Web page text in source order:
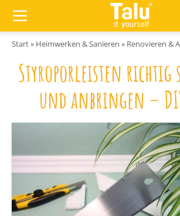
Start» Heimwerken & Sanieren » Renovieren &
Styroporleisten richtig
und anbringen –